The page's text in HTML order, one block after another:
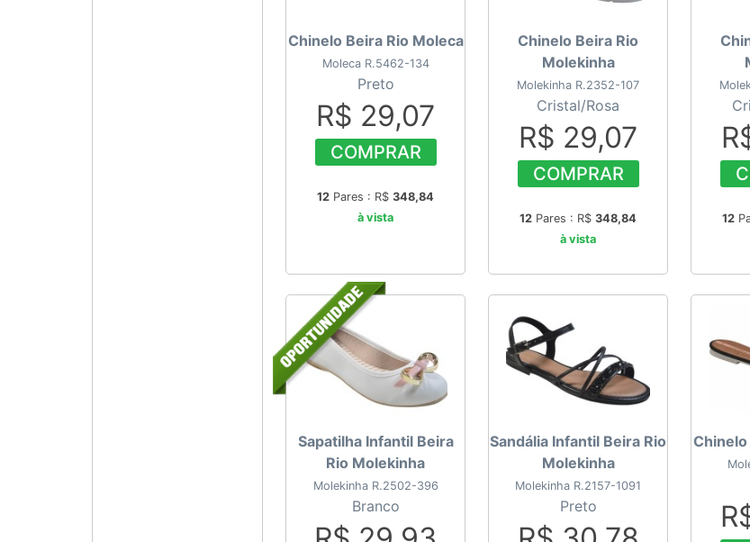
Chinelo Beira Rio Moleca
Moleca R.5462-134
Preto
R$ 29,07
COMPRAR
12 Pares : R$ 348,84
à vista
Chinelo Beira Rio
Molekinha
Molekinha R.2352-107
Cristal/Rosa
R$ 29,07
COMPRAR
12 Pares : R$ 348,84
à vista
12
Sapatilha Infantil Beira
Rio Molekinha
Molekinha R.2502-396
Branco
Sandália Infantil Beira Rio
Molekinha
Molekinha R.2157-1091
Preto